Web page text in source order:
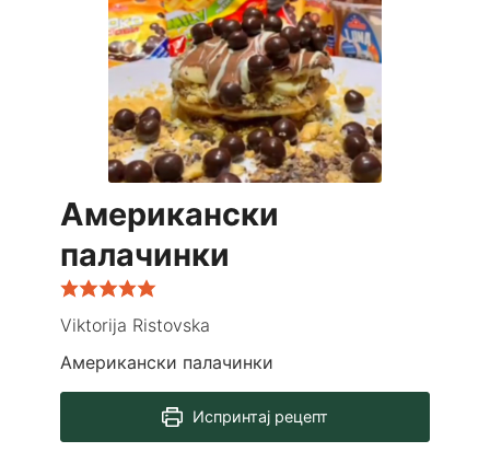
Американски
палачинки
Viktorija Ristovska
Американски палачинки
Испринтај рецепт